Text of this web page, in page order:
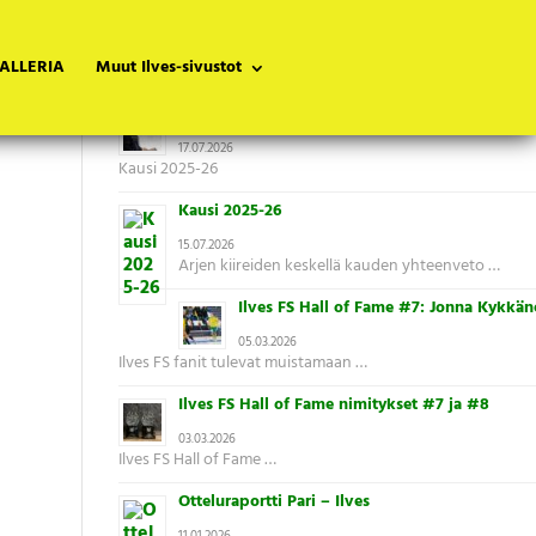
Muut Ilves-sivustot
Tuoreimmat uutiset
17.07.2026
Kausi 2025-26
Kausi 2025-26
15.07.2026
Arjen kiireiden keskellä kauden yhteenveto …
Ilves FS Hall of Fame #7: Jonna
05.03.2026
Ilves FS fanit tulevat muistamaan …
Ilves FS Hall of Fame nimitykset #7 ja #8
03.03.2026
Ilves FS Hall of Fame …
Otteluraportti Pari – Ilves